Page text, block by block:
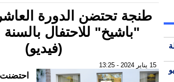
طنجة تحتضن الدورة
"باشيخ" للاحتفال بالسنة
(فيديو)
15 يناير 2024 - 13:25